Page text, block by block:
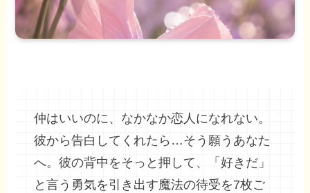
仲はいいのに、なかなか恋人になれない。
彼から告白してくれたら…そう願うあなた
へ。彼の背中をそっと押して、「好きだ」
と言う勇気を引き出す魔法の待受を7枚ご